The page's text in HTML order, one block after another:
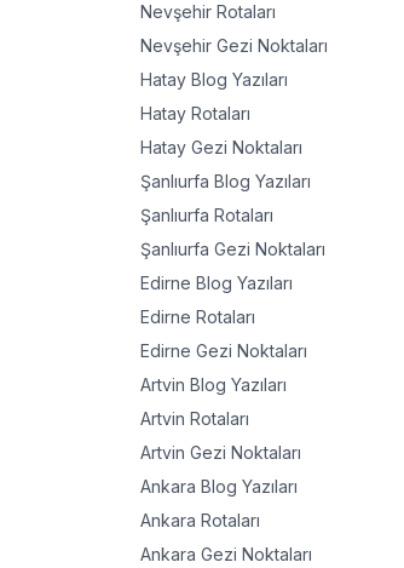
Nevşehir Rotaları
Nevşehir Gezi Noktaları
Hatay Blog Yazıları
Hatay Rotaları
Hatay Gezi Noktaları
Şanlıurfa Blog Yazıları
Şanlıurfa Rotaları
Şanlıurfa Gezi Noktaları
Edirne Blog Yazıları
Edirne Rotaları
Edirne Gezi Noktaları
Artvin Blog Yazıları
Artvin Rotaları
Artvin Gezi Noktaları
Ankara Blog Yazıları
Ankara Rotaları
Ankara Gezi Noktaları